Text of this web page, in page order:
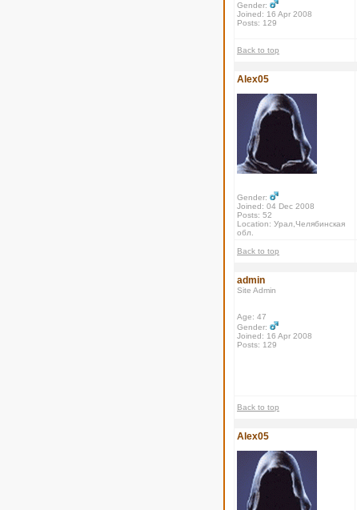
Gender:
Joined: 16 Apr 2008
Posts: 129
Back to top
Alex05
Gender:
Joined: 04 Dec 2008
Posts: 52
Location: Урал,Челябинская
обл.
Back to top
admin
Site Admin
Age: 47
Gender:
Joined: 16 Apr 2008
Posts: 129
Back to top
Alex05